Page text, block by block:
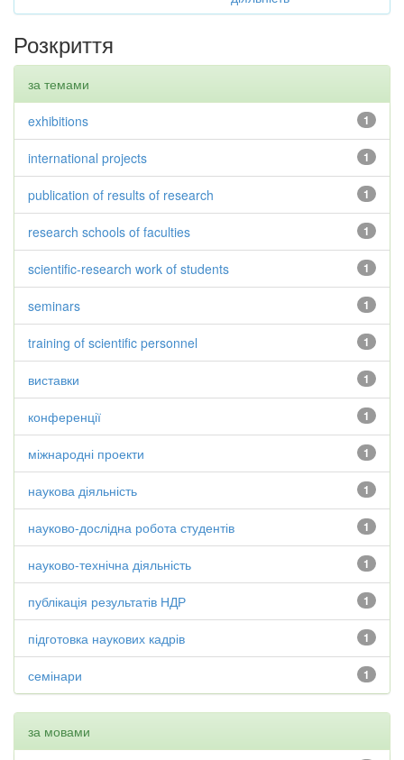
Розкриття
за темами
1
exhibitions
1
international projects
1
publication of results of research
1
research schools of faculties
1
scientific-research work of students
1
seminars
1
training of scientific personnel
1
виставки
1
конференції
1
міжнародні проекти
1
наукова діяльність
1
науково-дослідна робота студентів
1
науково-технічна діяльність
1
публікація результатів НДР
1
підготовка наукових кадрів
1
семінари
за мовами